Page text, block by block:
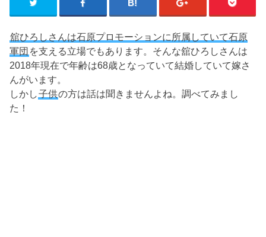
舘ひろしさんは石原プロモーションに所属していて石原
軍団 を支える立場でもあります。そんな舘ひろしさんは
2018年現在で年齢は68歳となっていて結婚していて嫁さ
んがいます。
しかし 子供の方は話は聞きませんよね。調べてみまし
た！